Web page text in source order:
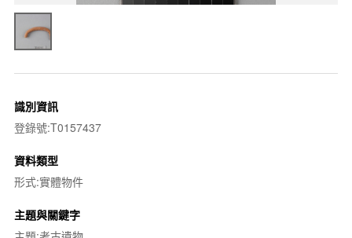
識別資訊
登錄號:T0157437
資料類型
形式:實體物件
主題與關鍵字